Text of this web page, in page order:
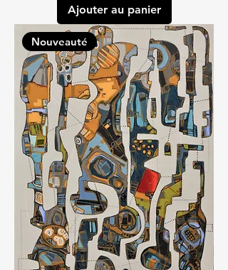
Ajouter au panier
Nouveauté